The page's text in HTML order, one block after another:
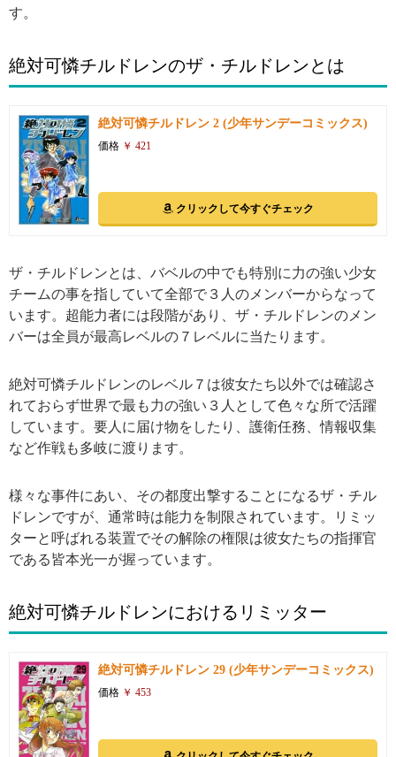
す。
絶対可憐チルドレンのザ・チルドレンとは
絶対可憐チルドレン 2 (少年サンデーコミックス)
価格 ￥ 421
クリックして今すぐチェック
ザ・チルドレンとは、バベルの中でも特別に力の強い少女
チームの事を指していて全部で３人のメンバーからなって
います。超能力者には段階があり、ザ・チルドレンのメン
バーは全員が最高レベルの７レベルに当たります。
絶対可憐チルドレンのレベル７は彼女たち以外では確認さ
れておらず世界で最も力の強い３人として色々な所で活躍
しています。要人に届け物をしたり、護衛任務、情報収集
など作戦も多岐に渡ります。
様々な事件にあい、その都度出撃することになるザ・チル
ドレンですが、通常時は能力を制限されています。リミッ
ターと呼ばれる装置でその解除の権限は彼女たちの指揮官
である皆本光一が握っています。
絶対可憐チルドレンにおけるリミッター
絶対可憐チルドレン 29 (少年サンデーコミックス)
価格 ￥ 453